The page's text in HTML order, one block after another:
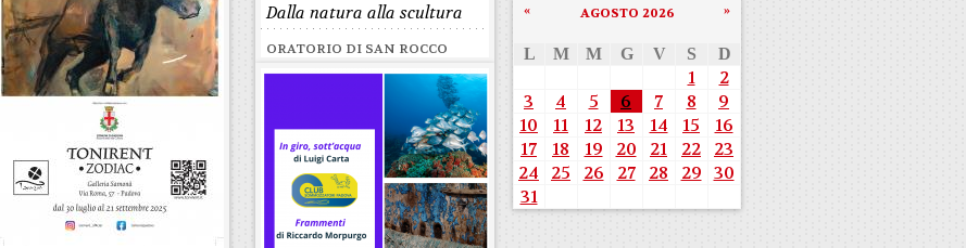
Dalla natura alla scultura
ORATORIO DI SAN ROCCO
AGOSTO 2026
« »
L M M G V S D
1
2
3
4 5 6 7 8
9
10
11 12 13 14 15
16
17
18 19 20 21 22
23
24
25 26 27 28 29 30
31